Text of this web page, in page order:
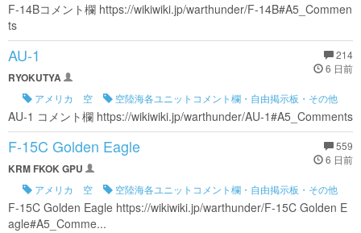
F-14Bコメント欄 https://wikiwiki.jp/warthunder/F-14B#A5_Commen
ts
214
6 日前
AU-1
RYOKUTYA
アメリカ 空 空陸海各ユニットコメント欄・自由掲示板・その他
AU-1 コメント欄 https://wikiwiki.jp/warthunder/AU-1#A5_Comments
559
6 日前
F-15C Golden Eagle
KRM FKOK GPU
アメリカ 空 空陸海各ユニットコメント欄・自由掲示板・その他
F-15C Golden Eagle https://wikiwiki.jp/warthunder/F-15C Golden E
agle#A5_Comme...